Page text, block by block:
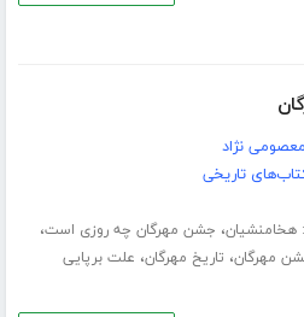
نژاد
تاریخی
هخامنشیان، جشن مهرگان چه روزی است،
مهرگان، تاریخ مهرگان، علت برپایی